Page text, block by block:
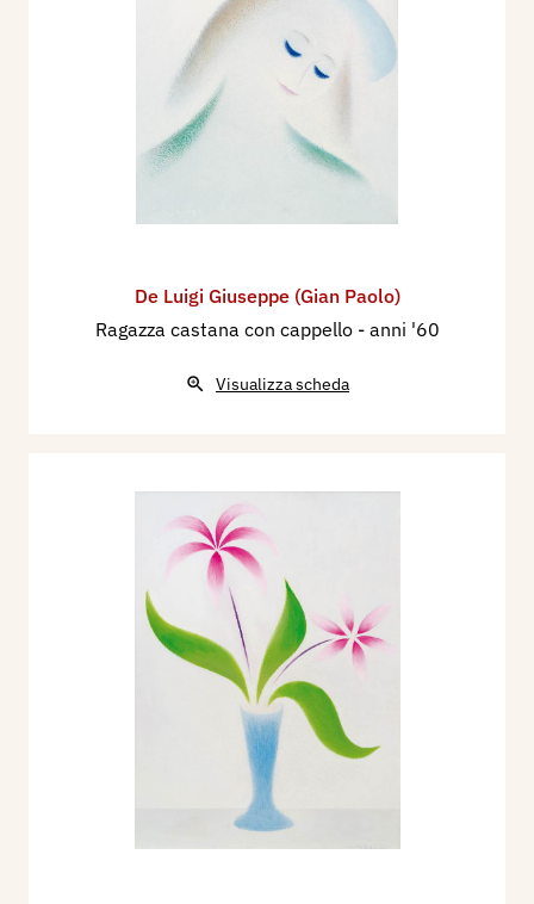
De Luigi Giuseppe (Gian Paolo)
Ragazza castana con cappello - anni '60
Visualizza scheda